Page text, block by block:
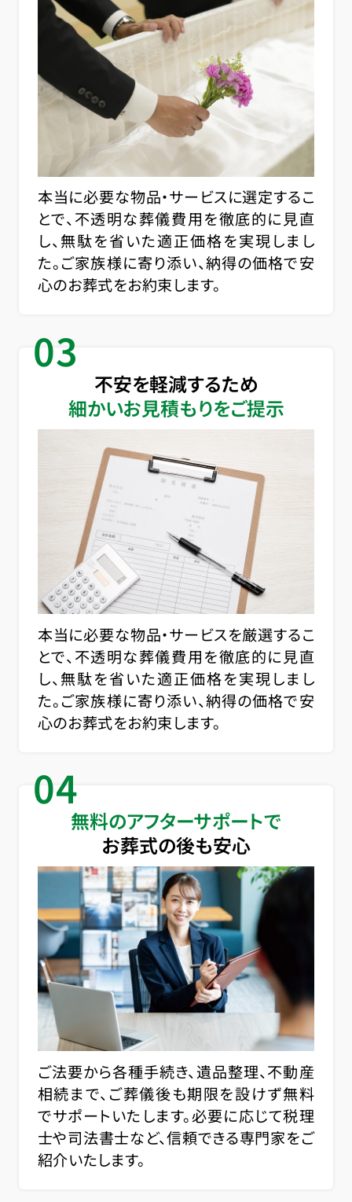
本当に必要な物品・サービスに選定するこ
とで、不透明な葬儀費用を徹底的に見直
し、無駄を省いた適正価格を実現しまし
た。ご家族様に寄り添い、納得の価格で安
心のお葬式をお約束します。
03
不安を軽減するため
細かいお見積もりをご提示
本当に必要な物品・サービスを厳選するこ
とで、不透明な葬儀費用を徹底的に見直
し、無駄を省いた適正価格を実現しまし
た。ご家族様に寄り添い、納得の価格で安
心のお葬式をお約束します。
04
無料のアフターサポートで
お葬式の後も安心
ご法要から各種手続き、遺品整理、不動産
相続まで、ご葬儀後も期限を設けず無料
でサポートいたします。必要に応じて税理
士や司法書士など、信頼できる専門家をご
紹介いたします。